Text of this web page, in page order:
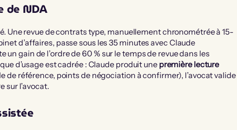
de NDA
Une revue de contrats type, manuellement chronométrée à 15-
d’affaires, passe sous les 35 minutes avec Claude
un gain de l’ordre de 60 % sur le temps de revue dans les
d’usage est cadrée : Claude produit une première lecture
de référence, points de négociation à confirmer), l’avocat valide
sur l’avocat.